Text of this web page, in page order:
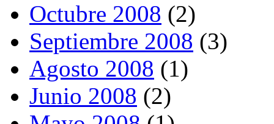
Octubre 2008 (2)
Septiembre 2008 (3)
Agosto 2008 (1)
Junio 2008 (2)